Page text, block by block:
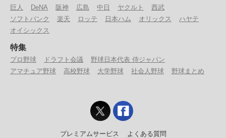
巨人 DeNA 阪神 広島 中日 ヤクルト
西武
ソフトバンク
楽天 ロッテ 日本ハム オリックス
ハヤテ
オイシックス
特集
プロ野球 ドラフト会議
野球日本代表 侍ジャパン
アマチュア野球
高校野球 大学野球 社会人野球 野球まとめ
プレミアムサービス
よくある質問